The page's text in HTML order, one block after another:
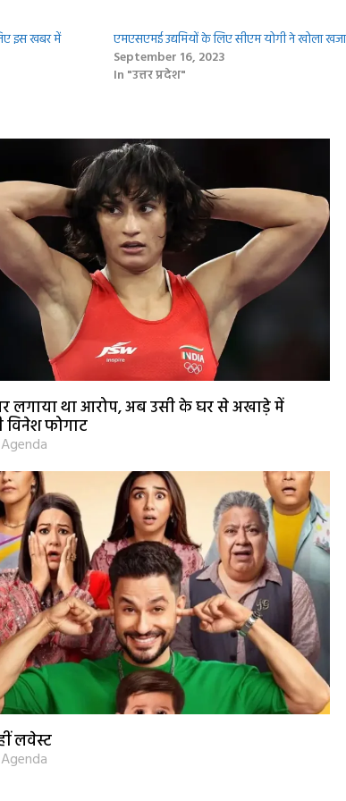
इस खबर में
एमएसएमई उद्यमियों के लिए सीएम योगी ने खोला
September 16, 2023
In "उत्तर प्रदेश"
लगाया था आरोप, अब उसी के घर से अखाड़े में
विनेश फोगाट
लवेस्ट